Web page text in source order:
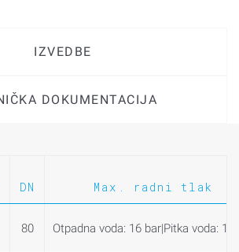
IZVEDBE
DOKUMENTACIJA
DN Max. radni tlak
80 Otpadna voda: 16 bar|Pitka voda: 16